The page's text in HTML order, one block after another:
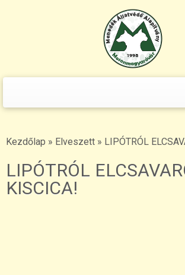
+36(70)365-80-96 telefonszámot! ()" />
Skip
content
Kezdőlap » Elveszett » LIPÓTRÓL
LIPÓTRÓL
KISCICA!